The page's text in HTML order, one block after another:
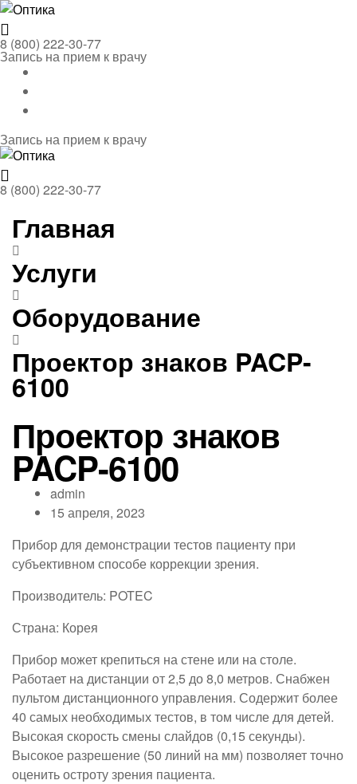
Оптика
Menu
8 (800) 222-30-77
Запись на прием к врачу
Запись на прием к врачу
Оптика
Menu
8 (800) 222-30-77
Главная
Услуги
Оборудование
Проектор знаков PACP-
6100
Проектор знаков
PACP-6100
admin
15 апреля, 2023
Прибор для демонстрации тестов пациенту при
субъективном способе коррекции зрения.
Производитель: POTEC
Страна: Корея
Прибор может крепиться на стене или на столе.
Работает на дистанции от 2,5 до 8,0 метров. Снабжен
пультом дистанционного управления. Содержит более
40 самых необходимых тестов, в том числе для детей.
Высокая скорость смены слайдов (0,15 секунды).
Высокое разрешение (50 линий на мм) позволяет точно
оценить остроту зрения пациента.